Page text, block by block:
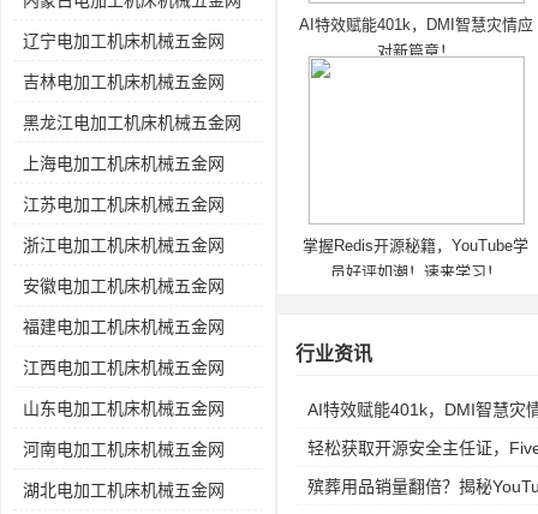
辽宁电加工机床机械五金网
吉林电加工机床机械五金网
黑龙江电加工机床机械五金网
上海电加工机床机械五金网
江苏电加工机床机械五金网
浙江电加工机床机械五金网
安徽电加工机床机械五金网
福建电加工机床机械五金网
江西电加工机床机械五金网
山东电加工机床机械五金网
河南电加工机床机械五金网
湖北电加工机床机械五金网
AI特效赋能401k，DMI智慧灾情应
对新篇章！
掌握Redis开源秘籍，YouTube学
员好评如潮！速来学习！
行业资讯
AI特效赋能401k，DMI智慧灾
轻松获取开源安全主任证，
殡葬用品销量翻倍？揭秘